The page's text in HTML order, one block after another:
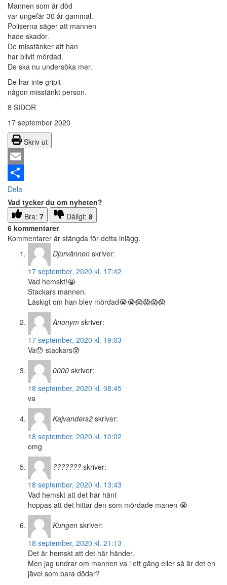
Mannen som är död
var ungefär 30 år gammal.
Poliserna säger att mannen
hade skador.
De misstänker att han
har blivit mördad.
De ska nu undersöka mer.
De har inte gripit
någon misstänkt person.
8 SIDOR
17 september 2020
Skriv ut
Email
Dela
Vad tycker du om nyheten?
Bra: 7 Dåligt: 8
6 kommentarer
Kommentarer är stängda för detta inlägg.
Djurvännen skriver:
17 september, 2020 kl. 17:42
Vad hemskt!😭
Stackars mannen.
Läskigt om han blev mördad😭😭😱😱😱😱
Anonym skriver:
17 september, 2020 kl. 19:03
Va😯 stackars😰
0000 skriver:
18 september, 2020 kl. 08:45
va
Kajvanders2 skriver:
18 september, 2020 kl. 10:02
omg
??????? skriver:
18 september, 2020 kl. 13:43
Vad hemskt att det har hänt
hoppas att det hittar den som mördade manen 😭
Kungen skriver:
18 september, 2020 kl. 21:13
Det är hemskt att det här händer.
Men jag undrar om mannen va i ett gäng eller så är det en
jävel som bara dödar?